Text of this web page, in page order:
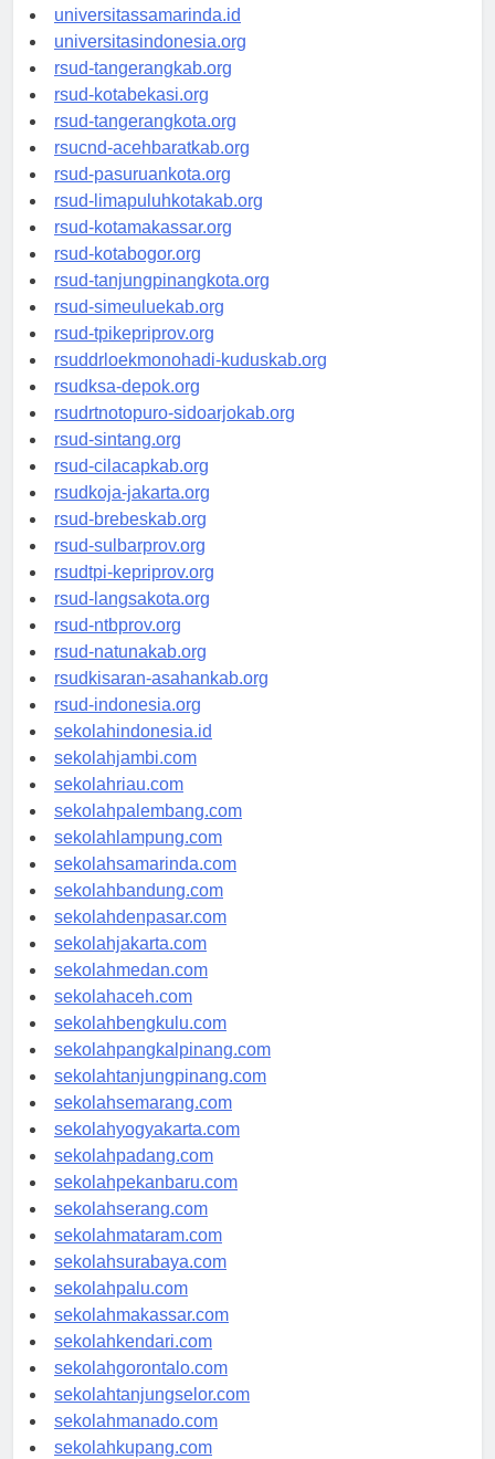
universitassamarinda.id
universitasindonesia.org
rsud-tangerangkab.org
rsud-kotabekasi.org
rsud-tangerangkota.org
rsucnd-acehbaratkab.org
rsud-pasuruankota.org
rsud-limapuluhkotakab.org
rsud-kotamakassar.org
rsud-kotabogor.org
rsud-tanjungpinangkota.org
rsud-simeuluekab.org
rsud-tpikepriprov.org
rsuddrloekmonohadi-kuduskab.org
rsudksa-depok.org
rsudrtnotopuro-sidoarjokab.org
rsud-sintang.org
rsud-cilacapkab.org
rsudkoja-jakarta.org
rsud-brebeskab.org
rsud-sulbarprov.org
rsudtpi-kepriprov.org
rsud-langsakota.org
rsud-ntbprov.org
rsud-natunakab.org
rsudkisaran-asahankab.org
rsud-indonesia.org
sekolahindonesia.id
sekolahjambi.com
sekolahriau.com
sekolahpalembang.com
sekolahlampung.com
sekolahsamarinda.com
sekolahbandung.com
sekolahdenpasar.com
sekolahjakarta.com
sekolahmedan.com
sekolahaceh.com
sekolahbengkulu.com
sekolahpangkalpinang.com
sekolahtanjungpinang.com
sekolahsemarang.com
sekolahyogyakarta.com
sekolahpadang.com
sekolahpekanbaru.com
sekolahserang.com
sekolahmataram.com
sekolahsurabaya.com
sekolahpalu.com
sekolahmakassar.com
sekolahkendari.com
sekolahgorontalo.com
sekolahtanjungselor.com
sekolahmanado.com
sekolahkupang.com